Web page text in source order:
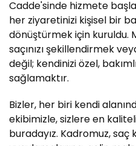
Cadde'sinde hizmete
her ziyaretinizi kişisel bir
dönüştürmek için kuruldu.
saçınızı şekillendirmek
değil; kendinizi özel,
sağlamaktır.
Bizler, her biri kendi
ekibimizle, sizlere en
buradayız. Kadromuz,